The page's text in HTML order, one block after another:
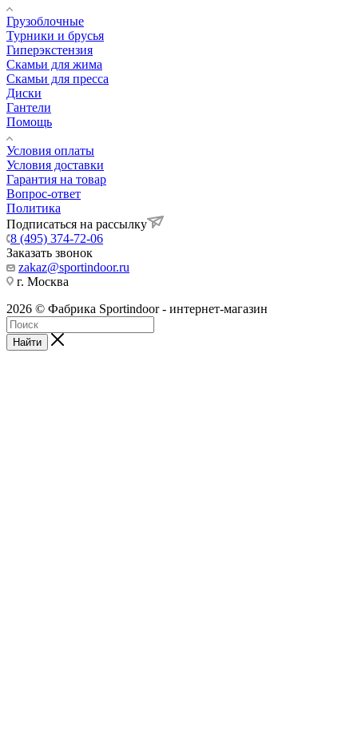
Грузоблочные
Турники и брусья
Гиперэкстензия
Скамьи для жима
Скамьи для пресса
Диски
Гантели
Помощь
Условия оплаты
Условия доставки
Гарантия на товар
Вопрос-ответ
Политика
Подписаться на рассылку
8 (495) 374-72-06
Заказать звонок
zakaz@sportindoor.ru
г. Москва
2026 © Фабрика Sportindoor - интернет-магазин
Найти